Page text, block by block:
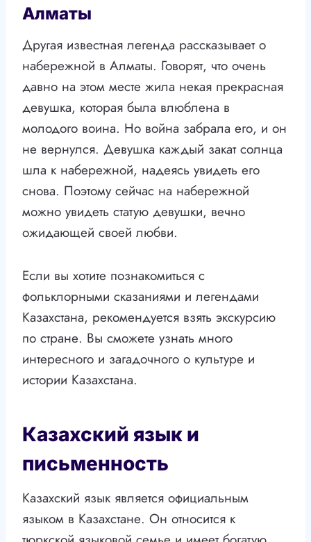
Алматы
Другая известная легенда рассказывает о
набережной в Алматы. Говорят, что очень
давно на этом месте жила некая прекрасная
девушка, которая была влюблена в
молодого воина. Но война забрала его, и он
не вернулся. Девушка каждый закат солнца
шла к набережной, надеясь увидеть его
снова. Поэтому сейчас на набережной
можно увидеть статую девушки, вечно
ожидающей своей любви.
Если вы хотите познакомиться с
фольклорными сказаниями и легендами
Казахстана, рекомендуется взять экскурсию
по стране. Вы сможете узнать много
интересного и загадочного о культуре и
истории Казахстана.
Казахский язык и
письменность
Казахский язык является официальным
языком в Казахстане. Он относится к